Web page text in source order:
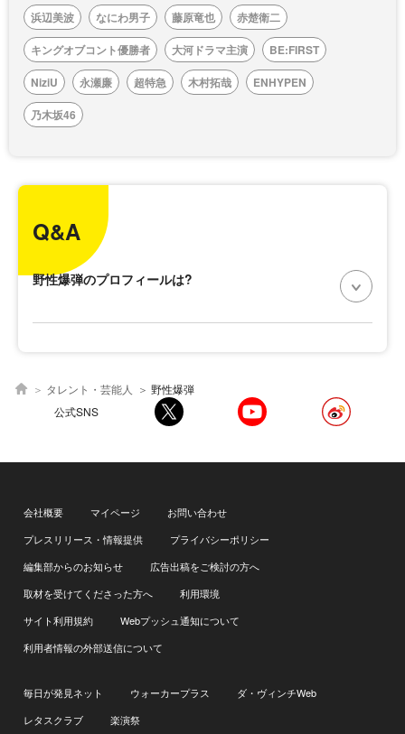
浜辺美波
なにわ男子 藤原竜也
赤楚衛二
キングオブコント優勝者
大河ドラマ主演
BE:FIRST
NiziU
永瀬廉 超特急 木村拓哉
ENHYPEN
乃木坂46
Q&A
野性爆弾のプロフィールは?
タレント・芸能人
野性爆弾
公式SNS
会社概要 マイページ
お問い合わせ
プレスリリース・情報提供
プライバシーポリシー
編集部からのお知らせ
広告出稿をご検討の方へ
取材を受けてくださった方へ
利用環境
サイト利用規約
Webプッシュ通知について
利用者情報の外部送信について
毎日が発見ネット ウォーカープラス
ダ・ヴィンチWeb
レタスクラブ
楽演祭